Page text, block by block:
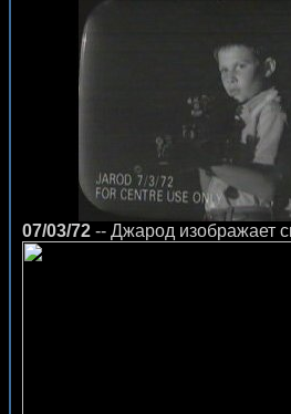
07/03/72 -- Джарод изображает